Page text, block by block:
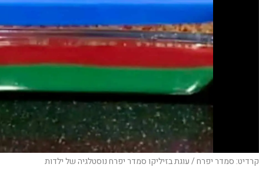
קרדיט: סמדר יפרח / עוגת בזיליקו סמדר יפרח נוסטלגיה של ילדות